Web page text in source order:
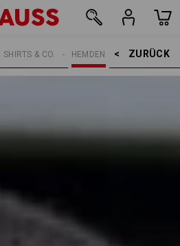
ZURÜCK    >
HEMDEN
SHIRTS & CO.